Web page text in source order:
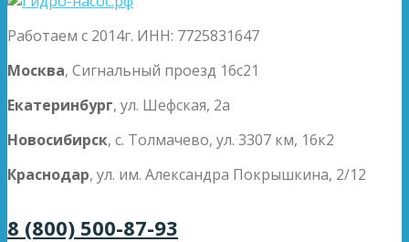
Работаем с 2014г. ИНН: 7725831647
Москва, Сигнальный проезд 16с21
Екатеринбург, ул. Шефская, 2а
Новосибирск, с. Толмачево, ул. 3307 км, 16к2
Краснодар, ул. им. Александра Покрышкина, 2/12
8 (800) 500-87-93